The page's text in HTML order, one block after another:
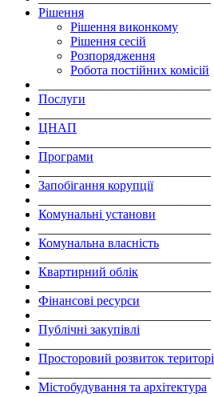
Рішення
Рішення виконкому
Рішення сесій
Розпорядження
Робота постійних комісій
Послуги
ЦНАП
Програми
Запобігання корупції
Комунальні установи
Комунальна власність
Квартирний облік
Фінансові ресурси
Публічні закупівлі
Просторовий розвиток
Містобудування та архітектура